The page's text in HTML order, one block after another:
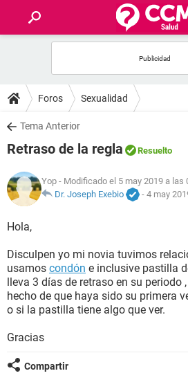
FOROS
SALUD
NUTRICIÓN
BIENESTAR
SEXUALIDAD
GLOSARIO
Foros Sexualidad
Tema Anterior
Retraso de la regla Resuelto
Yop - Modificado el 5 may 2019 a las
Dr. Joseph Exebio
- 4 may
Hola,
Disculpen yo mi novia tuvimos
usamos condón e inclusive pastilla
lleva 3 días de retraso en su periodo
hecho de que haya sido su primera
o si la pastilla tiene algo que ver.
Gracias
Compartir